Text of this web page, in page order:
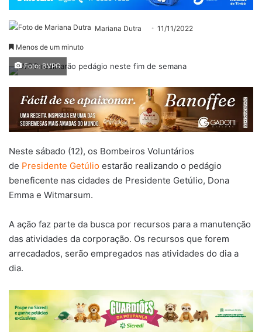
Mariana Dutra 11/11/2022
Menos de um minuto
Foto: BVPG
Neste sábado (12), os Bombeiros Voluntários
de Presidente Getúlio estarão realizando o pedágio
beneficente nas cidades de Presidente Getúlio, Dona
Emma e Witmarsum.
A ação faz parte da busca por recursos para a manutenção
das atividades da corporação. Os recursos que forem
arrecadados, serão empregados nas atividades do dia a
dia.